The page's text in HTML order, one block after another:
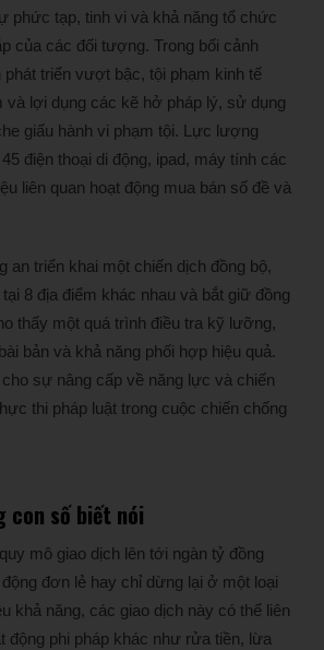
phức tạp, tinh vi và khả năng tổ chức
của các đối tượng. Trong bối cảnh
phát triển vượt bậc, tội phạm kinh tế
và lợi dụng các kẽ hở pháp lý, sử dụng
giấu hành vi phạm tội. Lực lượng
điện thoại di động, ipad, máy tính các
liên quan hoạt động mua bán số đề và
an triển khai một chiến dịch đồng bộ,
8 địa điểm khác nhau và bắt giữ đồng
thấy một quá trình điều tra kỹ lưỡng,
bản và khả năng phối hợp hiệu quả.
sự nâng cấp về năng lực và chiến
thi pháp luật trong cuộc chiến chống
con số biết nói
mô giao dịch lên tới ngàn tỷ đồng
đơn lẻ hay chỉ dừng lại ở một loại
khả năng, các giao dịch này có thể liên
động phi pháp khác như rửa tiền, lừa